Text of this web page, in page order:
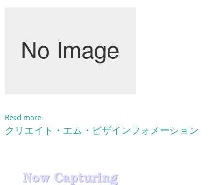
Read more
クリエイト・エム・ビザインフォメーション